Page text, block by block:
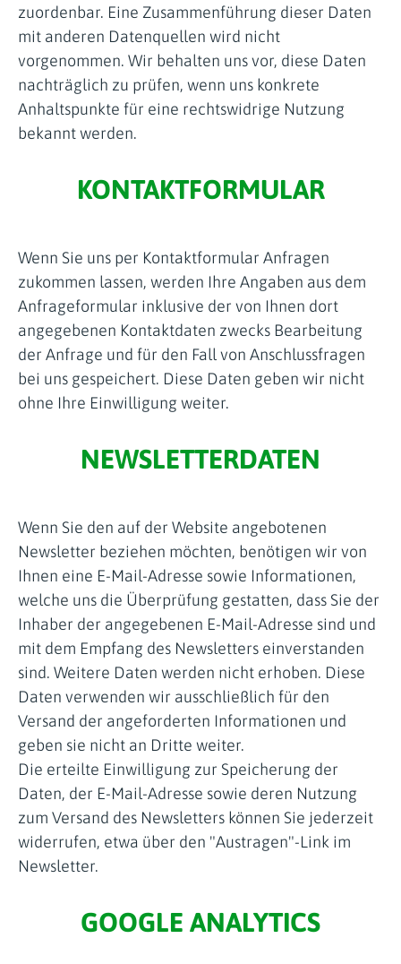
zuordenbar. Eine Zusammenführung dieser Daten
mit anderen Datenquellen wird nicht
vorgenommen. Wir behalten uns vor, diese Daten
nachträglich zu prüfen, wenn uns konkrete
Anhaltspunkte für eine rechtswidrige Nutzung
bekannt werden.
KONTAKTFORMULAR
Wenn Sie uns per Kontaktformular Anfragen
zukommen lassen, werden Ihre Angaben aus dem
Anfrageformular inklusive der von Ihnen dort
angegebenen Kontaktdaten zwecks Bearbeitung
der Anfrage und für den Fall von Anschlussfragen
bei uns gespeichert. Diese Daten geben wir nicht
ohne Ihre Einwilligung weiter.
NEWSLETTERDATEN
Wenn Sie den auf der Website angebotenen
Newsletter beziehen möchten, benötigen wir von
Ihnen eine E-Mail-Adresse sowie Informationen,
welche uns die Überprüfung gestatten, dass Sie der
Inhaber der angegebenen E-Mail-Adresse sind und
mit dem Empfang des Newsletters einverstanden
sind. Weitere Daten werden nicht erhoben. Diese
Daten verwenden wir ausschließlich für den
Versand der angeforderten Informationen und
geben sie nicht an Dritte weiter.
Die erteilte Einwilligung zur Speicherung der
Daten, der E-Mail-Adresse sowie deren Nutzung
zum Versand des Newsletters können Sie jederzeit
widerrufen, etwa über den "Austragen"-Link im
Newsletter.
GOOGLE ANALYTICS